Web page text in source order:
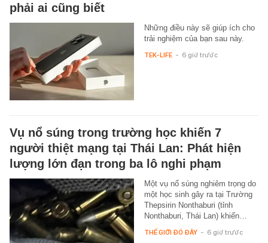
phải ai cũng biết
Những điều này sẽ giúp ích cho
trải nghiệm của bạn sau này.
TEK-LIFE - 6 giờ trước
Vụ nổ súng trong trường học khiến 7
người thiệt mạng tại Thái Lan: Phát hiện
lượng lớn đạn trong ba lô nghi phạm
Một vụ nổ súng nghiêm trọng do
một học sinh gây ra tại Trường
Thepsirin Nonthaburi (tỉnh
Nonthaburi, Thái Lan) khiến…
THẾ GIỚI ĐÓ ĐÂY - 6 giờ trước